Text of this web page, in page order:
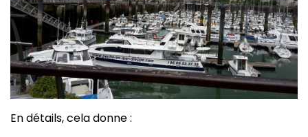
En détails, cela donne :